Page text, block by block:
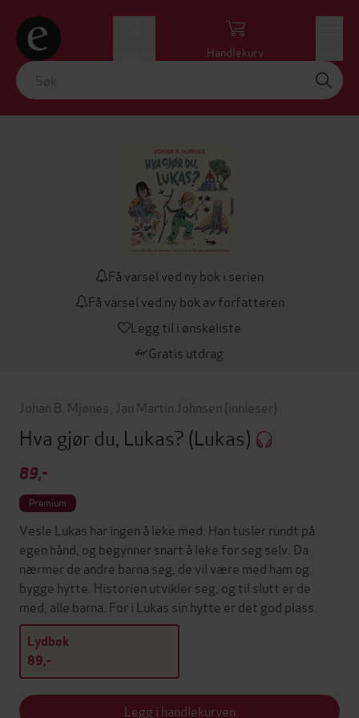
Handlekurv
Få varsel ved ny bok i serien
Få varsel ved ny bok av forfatteren
Legg til i ønskeliste
Gratis utdrag
Johan B. Mjønes Jan Martin Johnsen (innleser)
Hva gjør du, Lukas? (Lukas)
89,-
Premium
Vesle Lukas har ingen å leke med. Han tusler rundt på
egen hånd, og begynner snart å leke for seg selv. Da
nærmer de andre barna seg, de vil være med ham og
bygge hytte. Historien utvikler seg, og til slutt er de
med, alle barna. For i Lukas sin hytte er det god plass.
Lydbok
89,-
Legg i handlekurven